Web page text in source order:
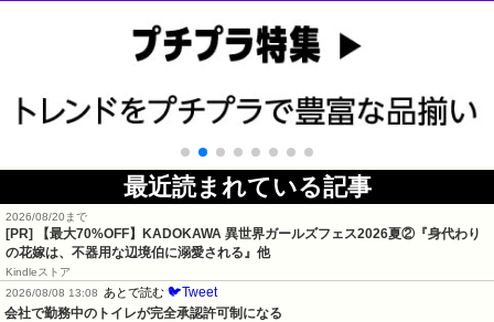
最近読まれている記事
2026/08/20まで
[PR] 【最大70%OFF】KADOKAWA 異世界ガールズフェス2026夏②『身代わり
の花嫁は、不器用な辺境伯に溺愛される』他
Kindleストア
2026/08/08 13:08
あとで読む 🐦Tweet
会社で勤務中のトイレが完全承認許可制になる